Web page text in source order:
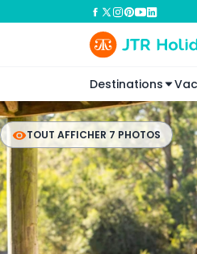
Destinations
TOUT AFFICHER 7 PHOTOS